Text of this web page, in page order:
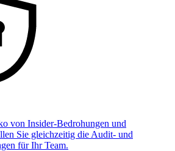
von Insider-Bedrohungen und
Sie gleichzeitig die Audit- und
für Ihr Team.